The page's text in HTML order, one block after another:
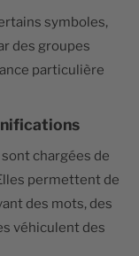
symboles,
des groupes
particulière
sont chargées de
permettent de
des mots, des
véhiculent des